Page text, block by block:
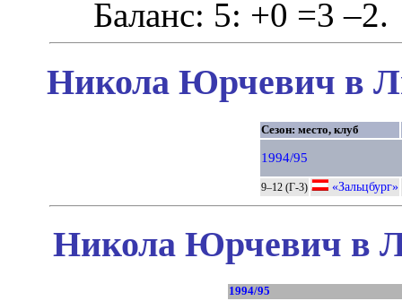
Баланс: 5: +0 =3 –2.
Никола Юрчевич в
Сезон: место, клуб
1994/95
9–12 (Г-3) «Зальцбург»
Никола Юрчевич в
1994/95